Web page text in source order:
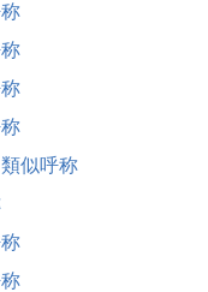
類似呼称